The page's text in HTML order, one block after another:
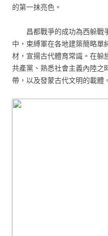
的第一抹亮色。
昌都戰爭的成功為西躲戰
中，束縛軍在各地建築簡略單
材，宣揚古代體育常識。在躲
共產黨、熟悉社會主義內陸之
帶，以及發蒙古代文明的載體。